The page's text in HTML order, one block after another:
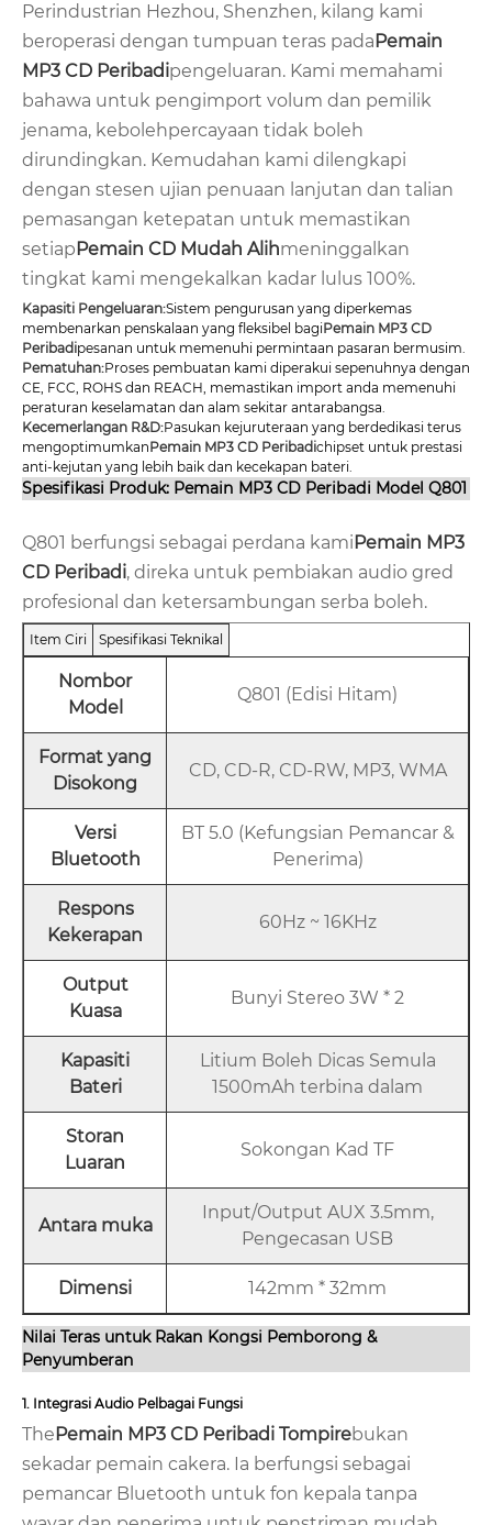
Perindustrian Hezhou, Shenzhen, kilang kami
beroperasi dengan tumpuan teras padaPemain
MP3 CD Peribadipengeluaran. Kami memahami
bahawa untuk pengimport volum dan pemilik
jenama, kebolehpercayaan tidak boleh
dirundingkan. Kemudahan kami dilengkapi
dengan stesen ujian penuaan lanjutan dan talian
pemasangan ketepatan untuk memastikan
setiapPemain CD Mudah Alihmeninggalkan
tingkat kami mengekalkan kadar lulus 100%.
Kapasiti Pengeluaran:Sistem pengurusan yang diperkemas
membenarkan penskalaan yang fleksibel bagiPemain MP3 CD
Peribadipesanan untuk memenuhi permintaan pasaran bermusim.
Pematuhan:Proses pembuatan kami diperakui sepenuhnya dengan
CE, FCC, ROHS dan REACH, memastikan import anda memenuhi
peraturan keselamatan dan alam sekitar antarabangsa.
Kecemerlangan R&D:Pasukan kejuruteraan yang berdedikasi terus
mengoptimumkanPemain MP3 CD Peribadichipset untuk prestasi
anti-kejutan yang lebih baik dan kecekapan bateri.
Spesifikasi Produk: Pemain MP3 CD Peribadi Model Q801
Q801 berfungsi sebagai perdana kamiPemain MP3
CD Peribadi, direka untuk pembiakan audio gred
profesional dan ketersambungan serba boleh.
Item Ciri Spesifikasi Teknikal
Nombor
Model
Q801 (Edisi Hitam)
Format yang
Disokong
CD, CD-R, CD-RW, MP3, WMA
Versi
Bluetooth
BT 5.0 (Kefungsian Pemancar &
Penerima)
Respons
Kekerapan
60Hz ~ 16KHz
Output
Kuasa
Bunyi Stereo 3W * 2
Kapasiti
Bateri
Litium Boleh Dicas Semula
1500mAh terbina dalam
Storan
Luaran
Sokongan Kad TF
Antara muka
Input/Output AUX 3.5mm,
Pengecasan USB
Dimensi 142mm * 32mm
Nilai Teras untuk Rakan Kongsi Pemborong &
Penyumberan
1. Integrasi Audio Pelbagai Fungsi
ThePemain MP3 CD Peribadi Tompirebukan
sekadar pemain cakera. Ia berfungsi sebagai
pemancar Bluetooth untuk fon kepala tanpa